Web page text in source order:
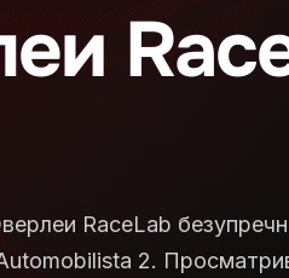
RaceLab
2.